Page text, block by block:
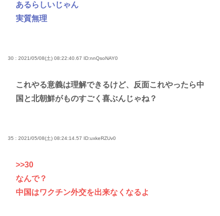
あるらしいじゃん
実質無理
30 : 2021/05/08(土) 08:22:40.67 ID:nnQsoNAY0
これやる意義は理解できるけど、反面これやったら中
国と北朝鮮がものすごく喜ぶんじゃね？
35 : 2021/05/08(土) 08:24:14.57 ID:uxkeRZUv0
>>30
なんで？
中国はワクチン外交を出来なくなるよ